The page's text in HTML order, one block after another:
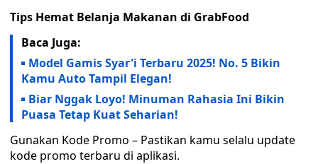
Tips Hemat Belanja Makanan di GrabFood
Baca Juga:
Model Gamis Syar'i Terbaru 2025! No. 5 Bikin
Kamu Auto Tampil Elegan!
Biar Nggak Loyo! Minuman Rahasia Ini Bikin
Puasa Tetap Kuat Seharian!
Gunakan Kode Promo – Pastikan kamu selalu update
kode promo terbaru di aplikasi.